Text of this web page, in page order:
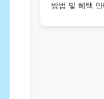
방법 및 혜택